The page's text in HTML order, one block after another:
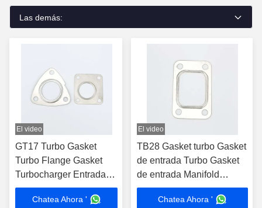
Las demás:
El video
GT17 Turbo Gasket
Turbo Flange Gasket
Turbocharger Entrada
de la turbina y encaje de
la junta de juntas
Chatea Ahora '
El video
TB28 Gasket turbo Gasket
de entrada Turbo Gasket
de entrada Manifold
Flange Gasket ajuste
Chatea Ahora '